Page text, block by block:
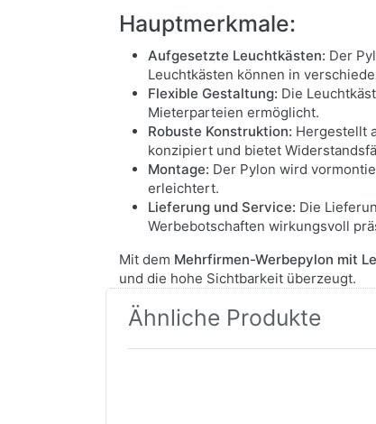
Hauptmerkmale:
Aufgesetzte Leuchtkästen: Der
Leuchtkästen können in
Flexible Gestaltung: Die
Mieterparteien ermöglicht.
Robuste Konstruktion: Hergestellt
konzipiert und bietet
Montage: Der Pylon wird
erleichtert.
Lieferung und Service: Die
Werbebotschaften wirkungsvoll
Mit dem Mehrfirmen-Werbepylon mit
und die hohe Sichtbarkeit überzeugt.
Ähnliche Produkte